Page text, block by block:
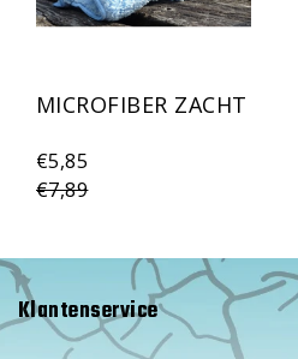
MICROFIBER ZACHT
€5,85
€7,89
Klantenservice